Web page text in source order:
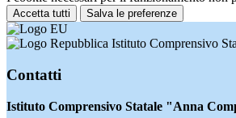
Accetta tutti Salva le preferenze
Istituto Comprensivo
Contatti
Istituto Comprensivo Statale "Anna